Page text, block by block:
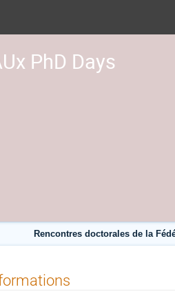
PhD Days
Rencontres doctorales de la